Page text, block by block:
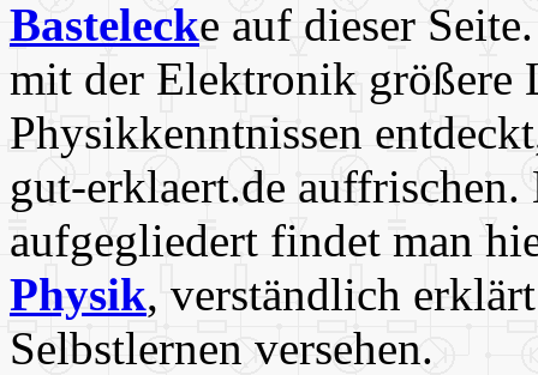
Bastelecke auf dieser
mit der Elektronik größere
Physikkenntnissen
gut-erklaert.de auffrischen.
aufgegliedert findet man
Physik, verständlich
Selbstlernen versehen.